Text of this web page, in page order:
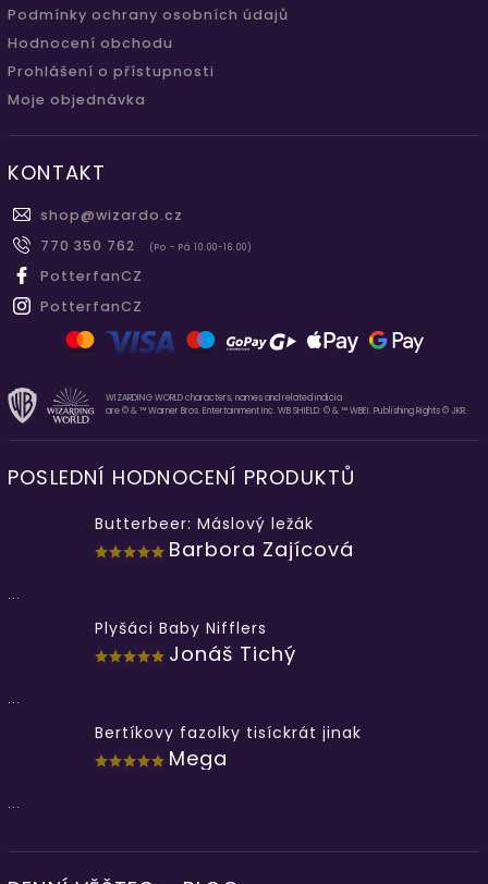
Podmínky ochrany osobních údajů
Hodnocení obchodu
Prohlášení o přístupnosti
Moje objednávka
KONTAKT
shop@wizardo.cz
770 350 762
(Po - Pá 10.00-16.00)
PotterfanCZ
PotterfanCZ
WIZARDING WORLD characters, names and related indicia
are © & ™ Warner Bros. Entertainment Inc. WB SHIELD: © & ™ WBEI. Publishing Rights © JKR.
POSLEDNÍ HODNOCENÍ PRODUKTŮ
Butterbeer: Máslový ležák
Barbora Zajícová
...
Plyšáci Baby Nifflers
Jonáš Tichý
...
Bertíkovy fazolky tisíckrát jinak
Mega
...